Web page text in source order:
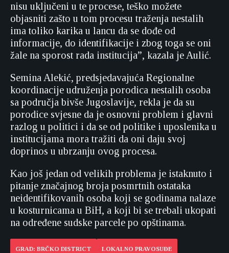
nisu uključeni u te procese, teško možete
objasniti zašto u tom procesu traženja nestalih
ima toliko karika u lancu da se dođe od
informacije, do identifikacije i zbog toga se oni
žale na sporost rada institucija”, kazala je Aulić.
Semina Alekić, predsjedavajuća Regionalne
koordinacije udruženja porodica nestalih osoba
sa područja bivše Jugoslavije, rekla je da su
porodice svjesne da je osnovni problem i glavni
razlog u politici i da se od politike i uposlenika u
institucijama mora tražiti da oni daju svoj
doprinos u ubrzanju ovog procesa.
Kao još jedan od velikih problema je istaknuto i
pitanje značajnog broja posmrtnih ostataka
neidentifikovanih osoba koji se godinama nalaze
u kosturnicama u BiH, a koji bi se trebali ukopati
na određene sudske parcele po opštinama.
GRAD: BRČKO DISTRICT LOKALNO PRAVOSUĐE